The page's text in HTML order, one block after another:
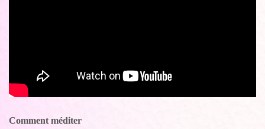
Comment méditer